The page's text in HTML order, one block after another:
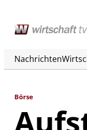
Nachrichten
Börse